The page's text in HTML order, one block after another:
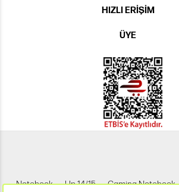
HIZLI ERIŞIM
ÜYE
Notebook Hp 14/15 Gaming Notebook